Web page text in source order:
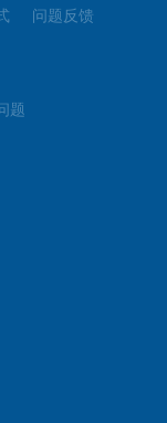
问题反馈
题